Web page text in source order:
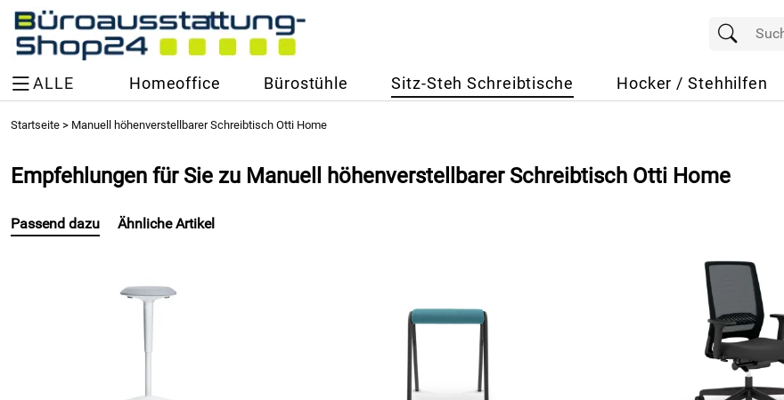
ALLE Homeoffice Bürostühle Sitz-Steh Schreibtische Hocker / Stehhilfen
Startseite > Manuell höhenverstellbarer Schreibtisch Otti Home
Empfehlungen für Sie zu Manuell höhenverstellbarer Schreibtisch Otti Home
Passend dazu Ähnliche Artikel